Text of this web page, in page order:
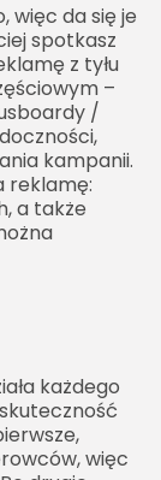
więc da się je
spotkasz
z tyłu
–
/
kampanii.
reklamę:
a także
każdego
więc